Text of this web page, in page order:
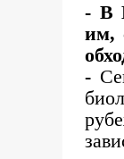
- В
им,
-